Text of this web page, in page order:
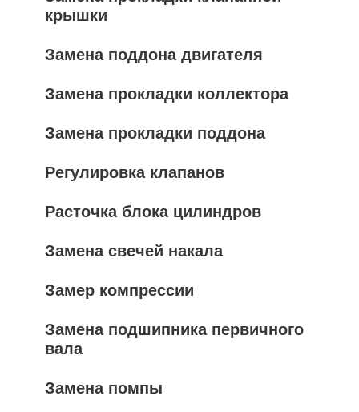
крышки
Замена поддона двигателя
Замена прокладки коллектора
Замена прокладки поддона
Регулировка клапанов
Расточка блока цилиндров
Замена свечей накала
Замер компрессии
Замена подшипника первичного
вала
Замена помпы